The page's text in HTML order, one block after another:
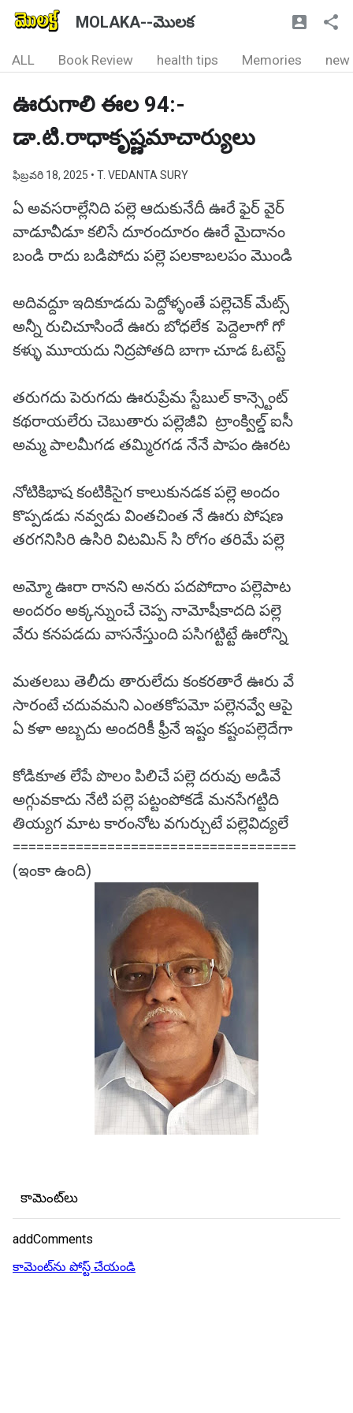
MOLAKA--మొలక
ALL Book Review health tips Memories new
ఊరుగాలి ఈల 94:-
డా.టి.రాధాకృష్ణమాచార్యులు
ఫిబ్రవరి 18, 2025 • T. VEDANTA SURY
ఏ అవసరాల్లేనిది పల్లె ఆదుకునేదీ ఊరే ఫైర్ వైర్
వాడూవీడూ కలిసే దూరందూరం ఊరే మైదానం
బండి రాదు బడిపోదు పల్లె పలకాబలపం మొండి
అదివద్దూ ఇదికూడదు పెద్దోళ్ళంతే పల్లెచెక్ మేట్స్
అన్నీ రుచిచూసిందే ఊరు బోధలేక పెద్దెలాగో గో
కళ్ళు మూయదు నిద్రపోతది బాగా చూడ ఓటెస్ట్
తరుగదు పెరుగదు ఊరుప్రేమ స్టేబుల్ కాన్స్టెంట్
కథరాయలేరు చెబుతారు పల్లెజీవి ట్రాంక్విల్డ్ ఐసీ
అమ్మ పాలమీగడ తమ్మిరగడ నేనే పాపం ఊరట
నోటికిభాష కంటికిసైగ కాలుకునడక పల్లె అందం
కొప్పడడు నవ్వడు వింతచింత నే ఊరు పోషణ
తరగనిసిరి ఉసిరి విటమిన్ సి రోగం తరిమే పల్లె
అమ్మో ఊరా రానని అనరు పదపోదాం పల్లెపాట
అందరం అక్కన్నుంచే చెప్ప నామోషీకాదది పల్లె
వేరు కనపడదు వాసనేస్తుంది పసిగట్టిట్టే ఊరోన్ని
మతలబు తెలీదు తారులేదు కంకరతారే ఊరు వే
సారంటే చదువమని ఎంతకోపమో పల్లెనవ్వే ఆపై
ఏ కళా అబ్బదు అందరికీ ఫ్రీనే ఇష్టం కష్టంపల్లెదేగా
కోడికూత లేపే పొలం పిలిచే పల్లె దరువు అడివే
అగ్గువకాదు నేటి పల్లె పట్టంపోకడే మనసేగట్టిది
తియ్యగ మాట కారంనోట వగుర్చుటే పల్లెవిద్యలే
====================================
(ఇంకా ఉంది)
కామెంట్‌లు
addComments
కామెంట్‌ను పోస్ట్ చేయండి